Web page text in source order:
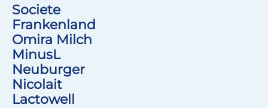
Societe
Frankenland
Omira Milch
MinusL
Neuburger
Nicolait
Lactowell